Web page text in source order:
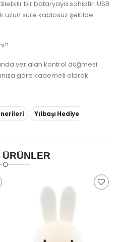
bir bataryaya sahiptir. USB
uzun süre kablosuz şekilde
yer alan kontrol düğmesi
göre kademeli olarak
Yılbaşı Hediye